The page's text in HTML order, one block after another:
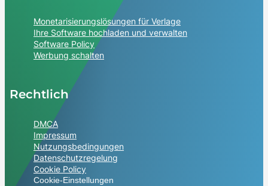
Monetarisierungslösungen für Verlage
Ihre Software hochladen und verwalten
Software Policy
Werbung schalten
Rechtlich
DMCA
Impressum
Nutzungsbedingungen
Datenschutzregelung
Cookie Policy
Cookie-Einstellungen